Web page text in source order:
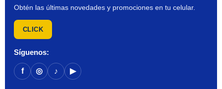
Obtén las últimas novedades y promociones en tu celular.
CLICK
Síguenos:
f ◎ ♪ ▶